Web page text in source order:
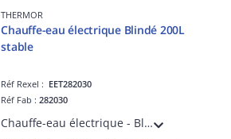
THERMOR
Chauffe-eau électrique Blindé 200L
stable
Réf Rexel : EET282030
Réf Fab :282030
Chauffe-eau électrique - Blindé 200L stable monophasé - livré avec 1 raccord diélectrique 3/4'